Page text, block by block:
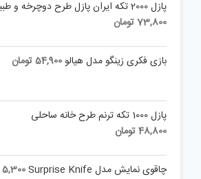
پازل 2000 تکه ایران پازل طرح دوچرخه و طبیعت
73,800تومان
بازی فکری زینگو مدل هیالو 54,900تومان
پازل 1000 تکه ترنم طرح خانه ساحلی
48,800تومان
چاقوی نمایش مدل Surprise Knife 5,300